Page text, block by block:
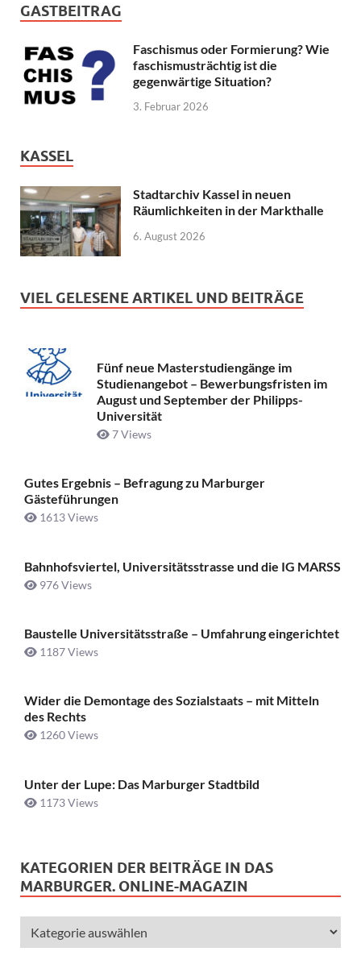
GASTBEITRAG
Faschismus oder Formierung? Wie
faschismusträchtig ist die
gegenwärtige Situation?
3. Februar 2026
KASSEL
Stadtarchiv Kassel in neuen
Räumlichkeiten in der Markthalle
6. August 2026
VIEL GELESENE ARTIKEL UND BEITRÄGE
Fünf neue Masterstudiengänge im
Studienangebot – Bewerbungsfristen im
August und September der Philipps-
Universität
7 Views
Gutes Ergebnis – Befragung zu Marburger
Gästeführungen
1613 Views
Bahnhofsviertel, Universitätsstrasse und die IG MARSS
976 Views
Baustelle Universitätsstraße ­– Umfahrung eingerichtet
1187 Views
Wider die Demontage des Sozialstaats – mit Mitteln
des Rechts
1260 Views
Unter der Lupe: Das Marburger Stadtbild
1173 Views
KATEGORIEN DER BEITRÄGE IN DAS
MARBURGER. ONLINE-MAGAZIN